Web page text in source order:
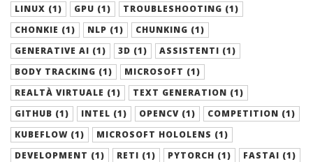
LINUX (1)
GPU (1)
TROUBLESHOOTING (1)
CHONKIE (1)
NLP (1)
CHUNKING (1)
GENERATIVE AI (1)
3D (1)
ASSISTENTI (1)
BODY TRACKING (1)
MICROSOFT (1)
REALTÀ VIRTUALE (1)
TEXT GENERATION (1)
GITHUB (1)
INTEL (1) OPENCV (1)
COMPETITION (1)
KUBEFLOW (1)
MICROSOFT HOLOLENS (1)
DEVELOPMENT (1)
RETI (1) PYTORCH (1)
FASTAI (1)